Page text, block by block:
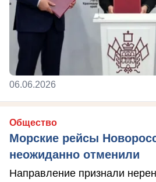
06.06.2026
Общество
Морские рейсы
неожиданно отменили
Направление признали